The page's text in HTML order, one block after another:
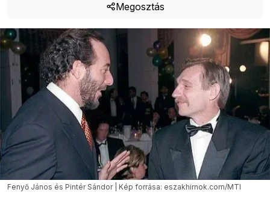
Megosztás
Fenyő János és Pintér Sándor | Kép forrása: eszakhirnok.com/MTI